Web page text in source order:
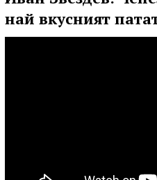
най вкусният